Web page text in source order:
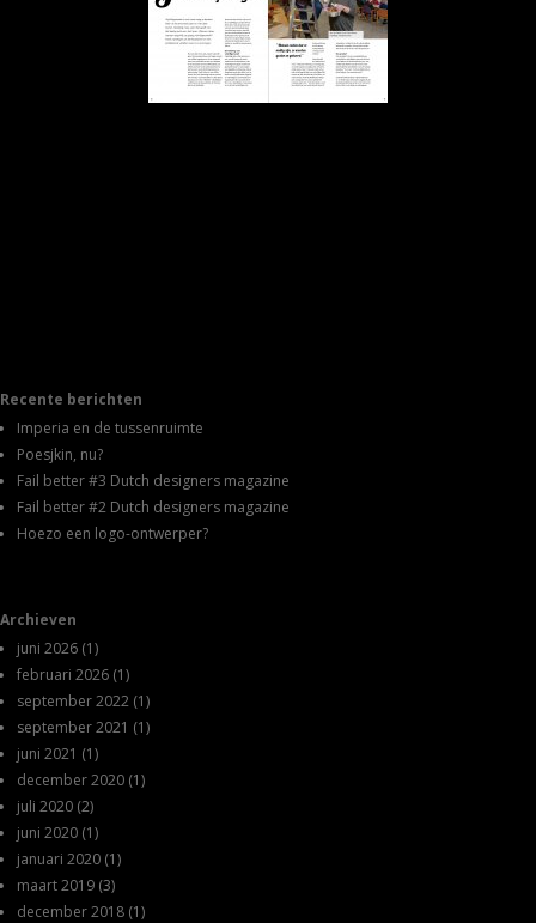
Recente berichten
Imperia en de tussenruimte
Poesjkin, nu?
Fail better #3 Dutch designers magazine
Fail better #2 Dutch designers magazine
Hoezo een logo-ontwerper?
Archieven
juni 2026 (1)
februari 2026 (1)
september 2022 (1)
september 2021 (1)
juni 2021 (1)
december 2020 (1)
juli 2020 (2)
juni 2020 (1)
januari 2020 (1)
maart 2019 (3)
december 2018 (1)